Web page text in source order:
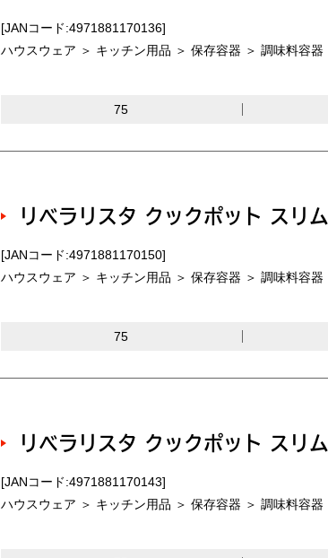
[JANコード:4971881170136]
ハウスウェア ＞ キッチン用品 ＞ 保存容器 ＞ 調味料容器
75
リベラリスタ クックポット スリム
[JANコード:4971881170150]
ハウスウェア ＞ キッチン用品 ＞ 保存容器 ＞ 調味料容器
75
リベラリスタ クックポット スリム
[JANコード:4971881170143]
ハウスウェア ＞ キッチン用品 ＞ 保存容器 ＞ 調味料容器